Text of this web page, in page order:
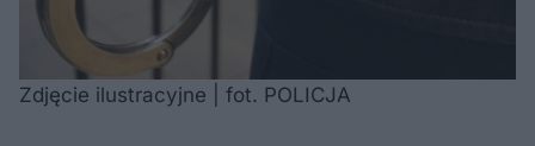
Zdjęcie ilustracyjne | fot. POLICJA